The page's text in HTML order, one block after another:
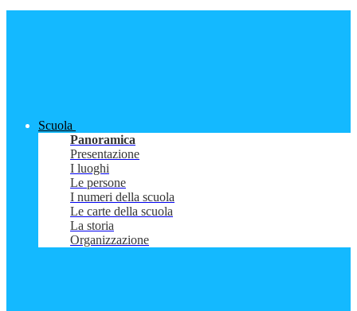
Scuola
Panoramica
Presentazione
I luoghi
Le persone
I numeri della scuola
Le carte della scuola
La storia
Organizzazione